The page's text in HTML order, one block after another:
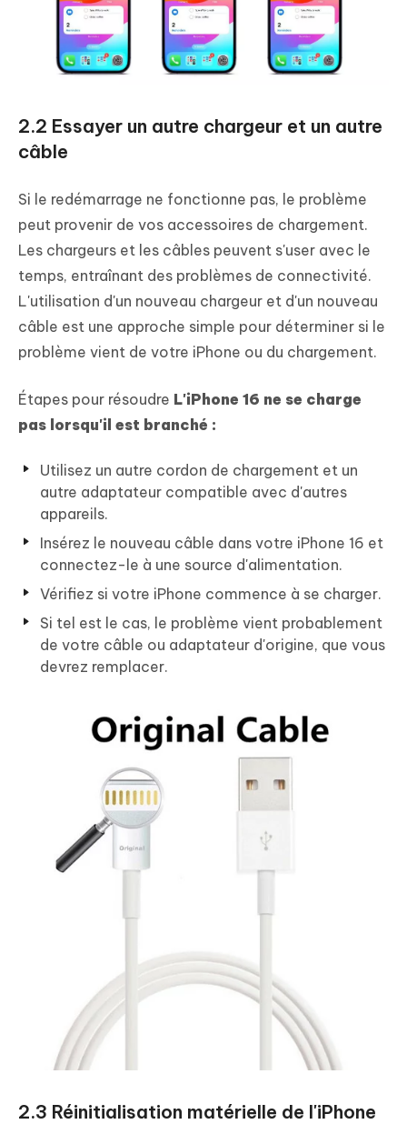
2.2 Essayer un autre chargeur et un autre
câble
Si le redémarrage ne fonctionne pas, le problème
peut provenir de vos accessoires de chargement.
Les chargeurs et les câbles peuvent s'user avec le
temps, entraînant des problèmes de connectivité.
L'utilisation d'un nouveau chargeur et d'un nouveau
câble est une approche simple pour déterminer si le
problème vient de votre iPhone ou du chargement.
Étapes pour résoudre L'iPhone 16 ne se charge
pas lorsqu'il est branché :
Utilisez un autre cordon de chargement et un
autre adaptateur compatible avec d'autres
appareils.
Insérez le nouveau câble dans votre iPhone 16 et
connectez-le à une source d'alimentation.
Vérifiez si votre iPhone commence à se charger.
Si tel est le cas, le problème vient probablement
de votre câble ou adaptateur d'origine, que vous
devrez remplacer.
2.3 Réinitialisation matérielle de l'iPhone